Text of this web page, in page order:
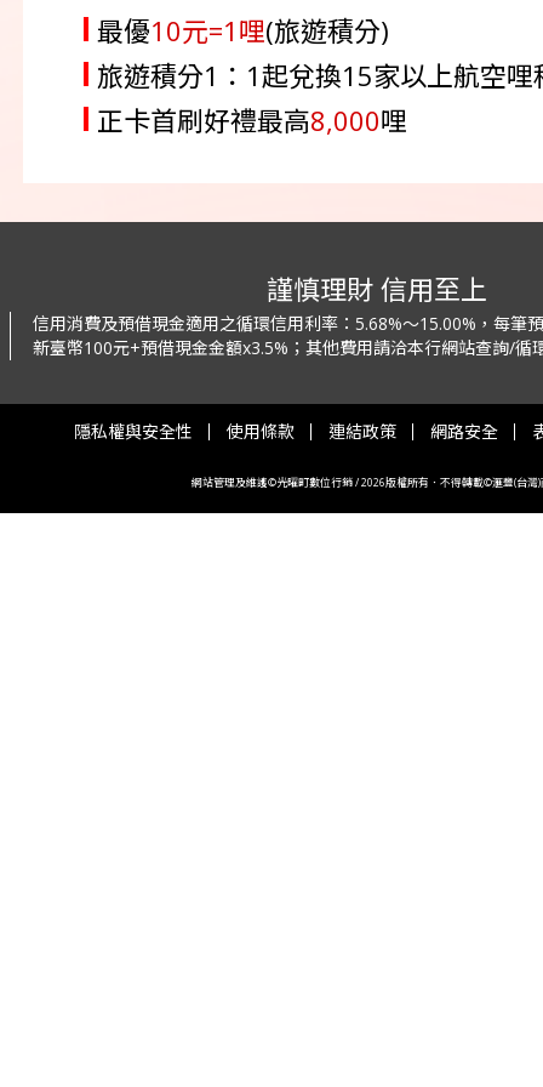
最優10元=1哩(旅遊積分)
旅遊積分1：1起兌換15家以上航空哩
正卡首刷好禮最高8,000哩
謹慎理財 信用至上
信用消費及預借現金適用之循環信用利率： 5.68%～15.00%，每筆
新臺幣100元+預借現金金額x3.5%； 其他費用請洽本行網站查詢/循
隱私權與安全性 使用條款 連結政策 網路安全
網站管理及維護©光曜町數位行銷 / 2026版權所有．不得轉載©滙豐(台灣